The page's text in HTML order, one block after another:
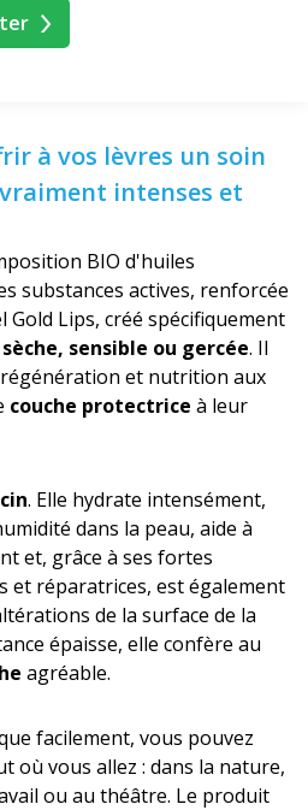
à vos lèvres un soin
intenses et
BIO d'huiles
substances actives, renforcée
Gold Lips, créé spécifiquement
sèche, sensible ou gercée. Il
et nutrition aux
couche protectrice à leur
. Elle hydrate intensément,
dans la peau, aide à
et, grâce à ses fortes
et réparatrices, est également
de la surface de la
épaisse, elle confère au
agréable.
facilement, vous pouvez
où vous allez : dans la nature,
ou au théâtre. Le produit